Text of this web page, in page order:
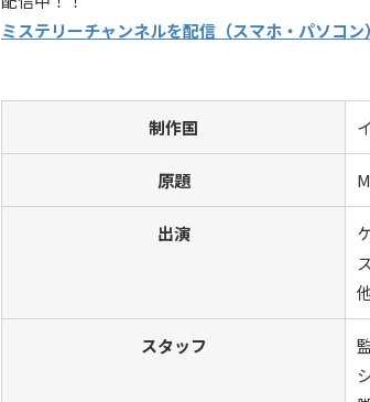
ミステリーチャンネルを配信（スマホ・パソコ
制作国
原題
出演
スタッフ